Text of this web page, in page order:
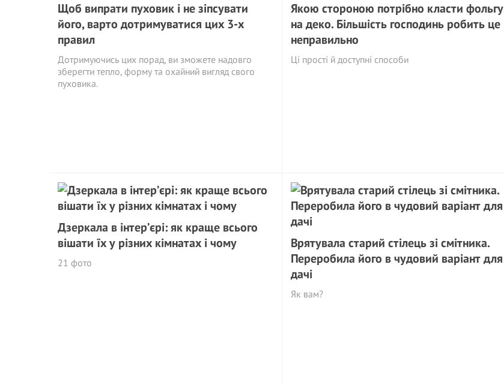
Щоб випрати пуховик і не зіпсувати
його, варто дотримуватися цих 3-х
правил
Дотримуючись цих порад, ви зможете надовго
зберегти тепло, форму та охайний вигляд свого
пуховика.
Якою стороною потрібно класти фольгу
на деко. Більшість господинь робить це
неправильно
Ці прості й доступні способи
Дзеркала в інтер’єрі: як краще всього
вішати їх у різних кімнатах і чому
21 фото
Врятувала старий стілець зі смітника.
Переробила його в чудовий варіант для
дачі
Як вам?